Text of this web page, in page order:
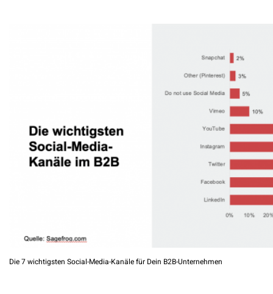
Die 7 wichtigsten Social-Media-Kanäle für Dein B2B-Unternehmen